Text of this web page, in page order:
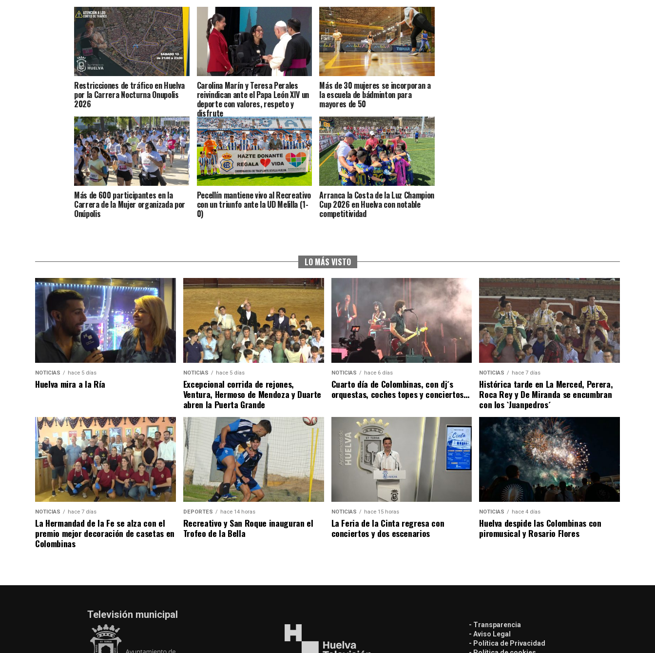
Restricciones de tráfico en Huelva
por la Carrera Nocturna Onupolis
2026
Carolina Marín y Teresa Perales
reivindican ante el Papa León XIV un
deporte con valores, respeto y
disfrute
Más de 30 mujeres se incorporan a
la escuela de bádminton para
mayores de 50
Más de 600 participantes en la
Carrera de la Mujer organizada por
Onúpolis
Pecellín mantiene vivo al Recreativo
con un triunfo ante la UD Melilla (1-
0)
Arranca la Costa de la Luz Champion
Cup 2026 en Huelva con notable
competitividad
LO MÁS VISTO
NOTICIAS hace 5 días
Huelva mira a la Ría
NOTICIAS hace 5 días
Excepcional corrida de rejones,
Ventura, Hermoso de Mendoza y Duarte
abren la Puerta Grande
NOTICIAS hace 6 días
Cuarto día de Colombinas, con dj´s
orquestas, coches topes y conciertos…
NOTICIAS hace 7 días
Histórica tarde en La Merced, Perera,
Roca Rey y De Miranda se encumbran
con los `Juanpedros´
NOTICIAS hace 7 días
La Hermandad de la Fe se alza con el
premio mejor decoración de casetas en
Colombinas
DEPORTES hace 14 horas
Recreativo y San Roque inauguran el
Trofeo de la Bella
NOTICIAS hace 15 horas
La Feria de la Cinta regresa con
conciertos y dos escenarios
NOTICIAS hace 4 días
Huelva despide las Colombinas con
piromusical y Rosario Flores
Televisión municipal
- Transparencia
- Aviso Legal
- Política de Privacidad